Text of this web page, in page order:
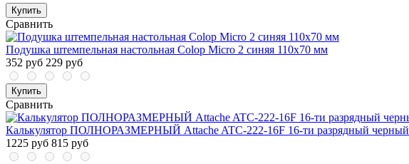
Купить
Сравнить
Подушка штемпельная настольная Colop Micro 2 синяя 110x70 мм
352 руб 229 руб
Купить
Сравнить
Калькулятор ПОЛНОРАЗМЕРНЫЙ Attache ATC-222-16F 16-ти разрядный черный
1225 руб 815 руб